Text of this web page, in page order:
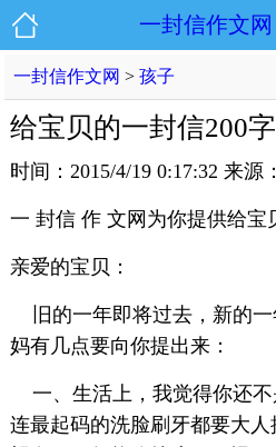
一封信作文网
一封信作文网 >孩子
给宝贝的一封信200
时间：2015/4/19 0:17:32 来源
一 封信 作 文网为你提供给宝
亲爱的宝贝：
旧的一年即将过去，新的
妈有几点要向你提出来：
一、生活上，我觉得你还
连最起码的洗脸刷牙都要大